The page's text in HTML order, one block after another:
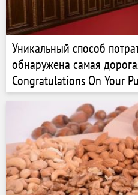
Уникальный способ
обнаружена самая
Congratulations On Your